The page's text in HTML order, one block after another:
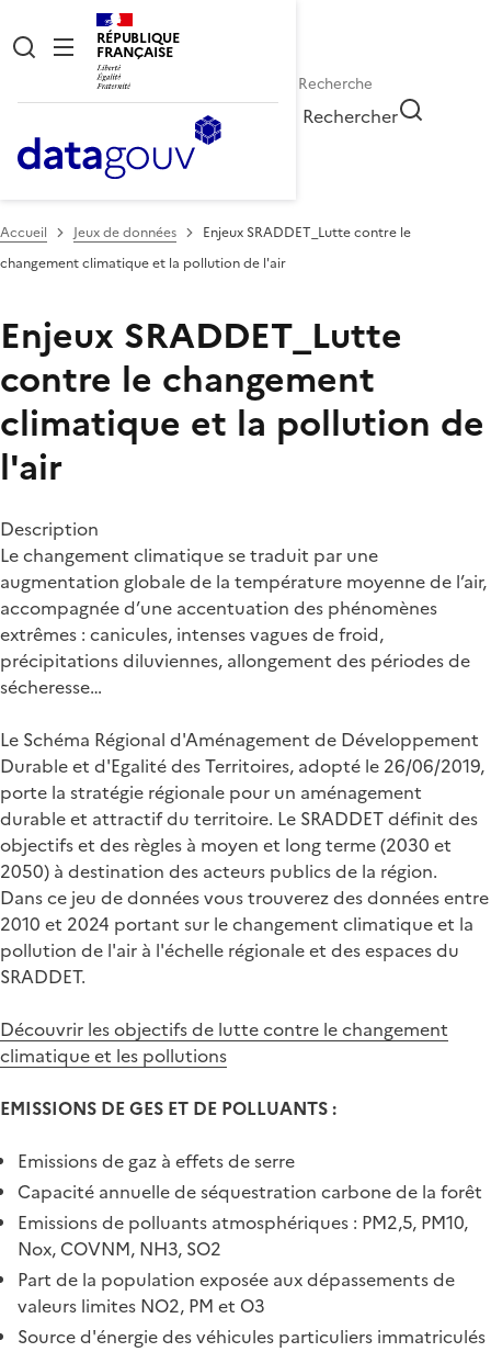
RÉPUBLIQUE
FRANÇAISE
Rechercher
Accueil Jeux de données
Enjeux SRADDET_Lutte contre le
changement climatique et la pollution de l'air
Enjeux SRADDET_Lutte
contre le changement
climatique et la pollution de
l'air
Description
Le changement climatique se traduit par une
augmentation globale de la température moyenne de l’air,
accompagnée d’une accentuation des phénomènes
extrêmes : canicules, intenses vagues de froid,
précipitations diluviennes, allongement des périodes de
sécheresse…
Le Schéma Régional d'Aménagement de Développement
Durable et d'Egalité des Territoires, adopté le 26/06/2019,
porte la stratégie régionale pour un aménagement
durable et attractif du territoire. Le SRADDET définit des
objectifs et des règles à moyen et long terme (2030 et
2050) à destination des acteurs publics de la région.
Dans ce jeu de données vous trouverez des données entre
2010 et 2024 portant sur le changement climatique et la
pollution de l'air à l'échelle régionale et des espaces du
SRADDET.
Découvrir les objectifs de lutte contre le changement
climatique et les pollutions
EMISSIONS DE GES ET DE POLLUANTS :
Emissions de gaz à effets de serre
Capacité annuelle de séquestration carbone de la forêt
Emissions de polluants atmosphériques : PM2,5, PM10,
Nox, COVNM, NH3, SO2
Part de la population exposée aux dépassements de
valeurs limites NO2, PM et O3
Source d'énergie des véhicules particuliers immatriculés